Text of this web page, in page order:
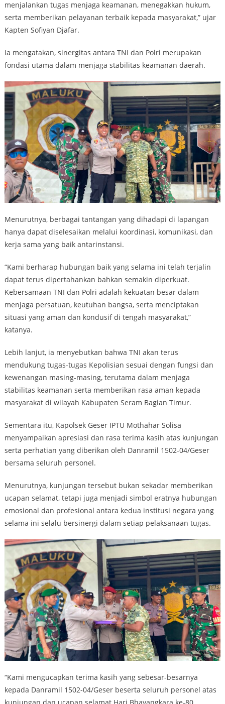
menjalankan tugas menjaga keamanan, menegakkan hukum,
serta memberikan pelayanan terbaik kepada masyarakat,” ujar
Kapten Sofiyan Djafar.
Ia mengatakan, sinergitas antara TNI dan Polri merupakan
fondasi utama dalam menjaga stabilitas keamanan daerah.
Menurutnya, berbagai tantangan yang dihadapi di lapangan
hanya dapat diselesaikan melalui koordinasi, komunikasi, dan
kerja sama yang baik antarinstansi.
“Kami berharap hubungan baik yang selama ini telah terjalin
dapat terus dipertahankan bahkan semakin diperkuat.
Kebersamaan TNI dan Polri adalah kekuatan besar dalam
menjaga persatuan, keutuhan bangsa, serta menciptakan
situasi yang aman dan kondusif di tengah masyarakat,”
katanya.
Lebih lanjut, ia menyebutkan bahwa TNI akan terus
mendukung tugas-tugas Kepolisian sesuai dengan fungsi dan
kewenangan masing-masing, terutama dalam menjaga
stabilitas keamanan serta memberikan rasa aman kepada
masyarakat di wilayah Kabupaten Seram Bagian Timur.
Sementara itu, Kapolsek Geser IPTU Mothahar Solisa
menyampaikan apresiasi dan rasa terima kasih atas kunjungan
serta perhatian yang diberikan oleh Danramil 1502-04/Geser
bersama seluruh personel.
Menurutnya, kunjungan tersebut bukan sekadar memberikan
ucapan selamat, tetapi juga menjadi simbol eratnya hubungan
emosional dan profesional antara kedua institusi negara yang
selama ini selalu bersinergi dalam setiap pelaksanaan tugas.
“Kami mengucapkan terima kasih yang sebesar-besarnya
kepada Danramil 1502-04/Geser beserta seluruh personel atas